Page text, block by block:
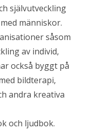
självutveckling
människor.
såsom
av individ,
också byggt på
bildterapi,
andra kreativa
och ljudbok.